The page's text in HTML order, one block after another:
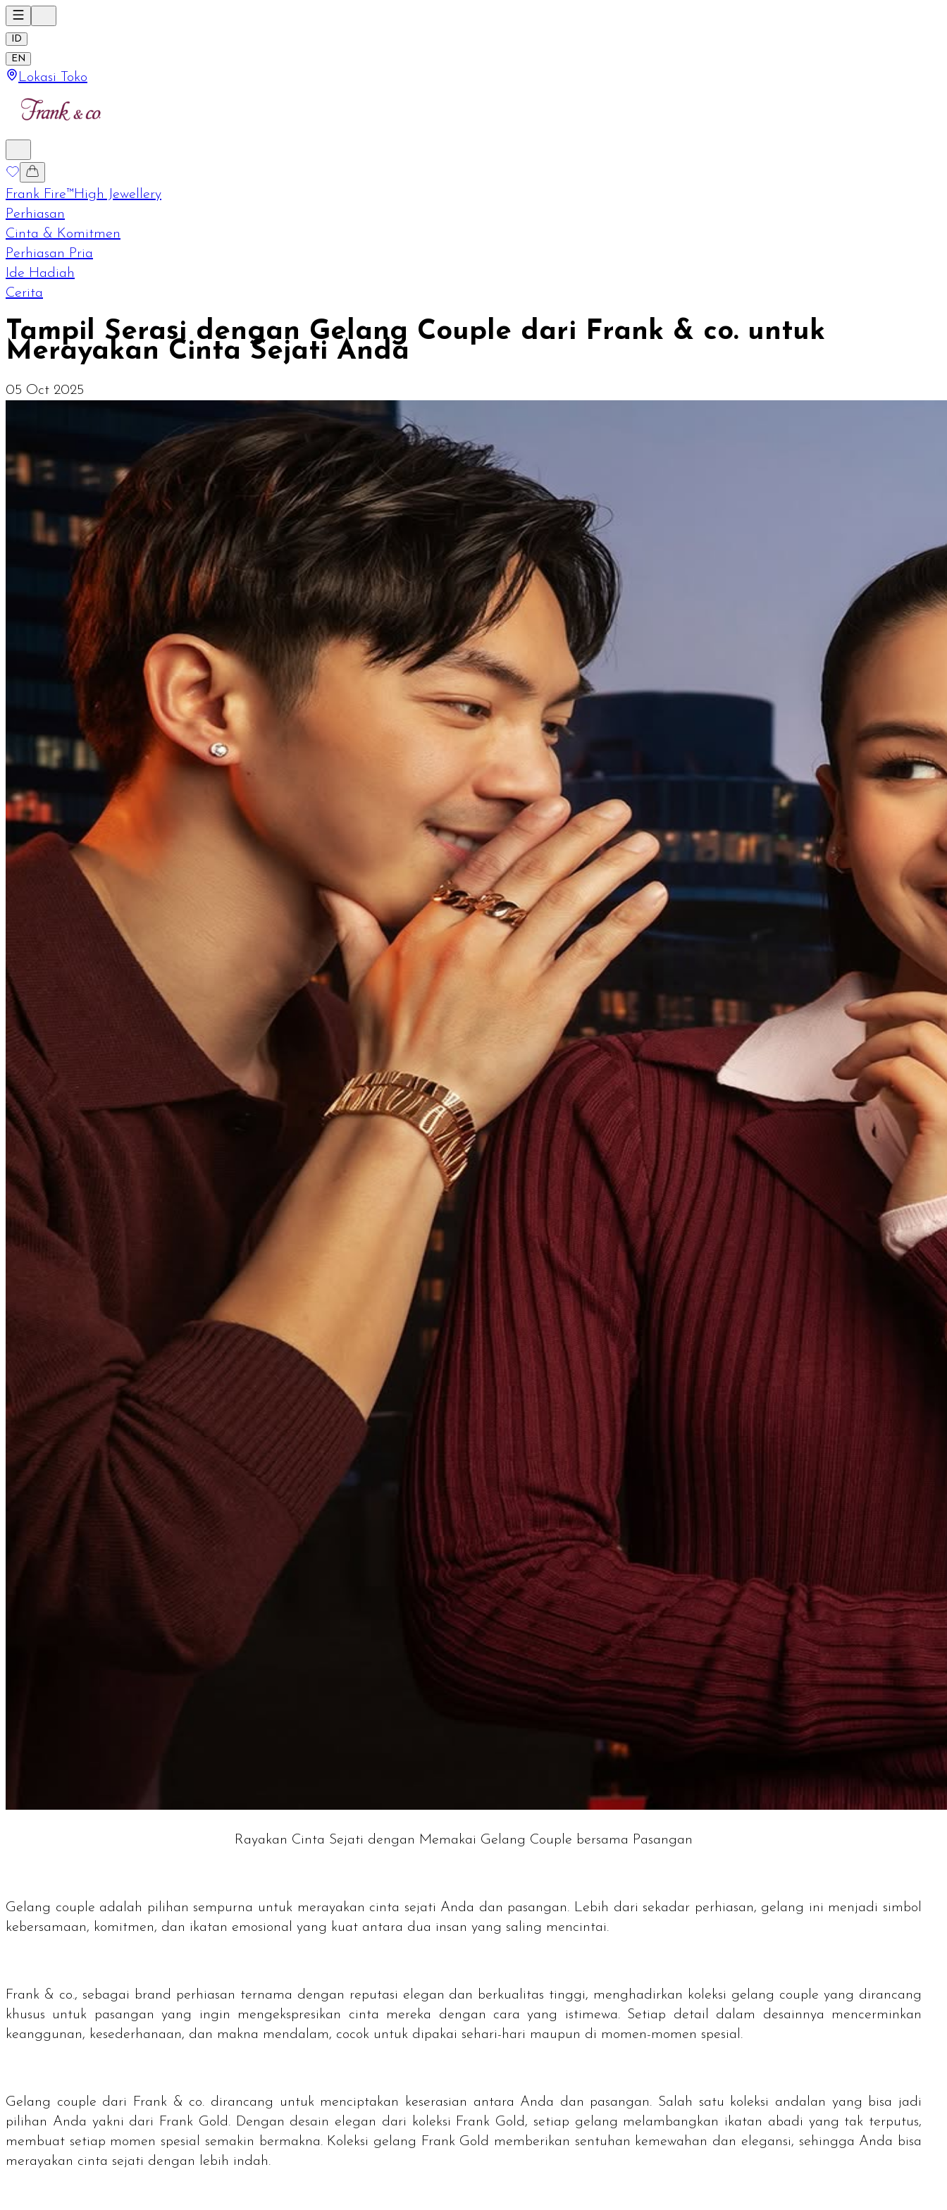
ID
EN
Lokasi Toko
Frank Fire™High Jewellery
Perhiasan
Cinta & Komitmen
Perhiasan Pria
Ide Hadiah
Cerita
Tampil Serasi dengan Gelang Couple dari Frank & co. untuk
Merayakan Cinta Sejati Anda
05 Oct 2025
Rayakan Cinta Sejati dengan Memakai Gelang Couple bersama Pasangan
Gelang couple adalah pilihan sempurna untuk merayakan cinta sejati Anda dan pasangan. Lebih dari sekadar perhiasan, gelang ini menjadi simbol
kebersamaan, komitmen, dan ikatan emosional yang kuat antara dua insan yang saling mencintai.
Frank & co., sebagai brand perhiasan ternama dengan reputasi elegan dan berkualitas tinggi, menghadirkan koleksi gelang coupleyang dirancang
khusus untuk pasangan yang ingin mengekspresikan cinta mereka dengan cara yang istimewa. Setiap detail dalam desainnya mencerminkan
keanggunan, kesederhanaan, dan makna mendalam, cocok untuk dipakai sehari-hari maupun di momen-momen spesial.
Gelang couple dari Frank & co. dirancang untuk menciptakan keserasian antara Anda dan pasangan. Salah satu koleksi andalan yang bisa jadi
pilihan Anda yakni dari Frank Gold. Dengan desain elegan dari koleksi Frank Gold, setiap gelang melambangkan ikatan abadi yang tak terputus,
membuat setiap momen spesial semakin bermakna. Koleksi gelang Frank Gold memberikan sentuhan kemewahan dan elegansi, sehingga Anda bisa
merayakan cinta sejati dengan lebih indah.